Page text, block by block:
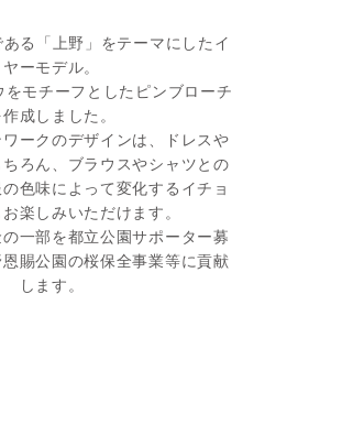
る「上野」をテーマにしたイ
ヤーモデル。
モチーフとしたピンブローチ
作成しました。
ークのデザインは、ドレスや
ろん、ブラウスやシャツとの
色味によって変化するイチョ
楽しみいただけます。
一部を都立公園サポーター募
賜公園の桜保全事業等に貢献
します。